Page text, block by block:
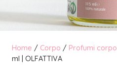
Home / Corpo / Profumi corpo
ml | OLFATTIVA